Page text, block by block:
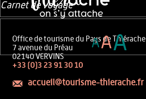
Office de tourisme du Pays de Thiérache
7 avenue du Préau
02140 VERVINS
+33 (0)3 23 91 30 10
accueil@tourisme-thierache.fr
Carnet de voyage
AAA